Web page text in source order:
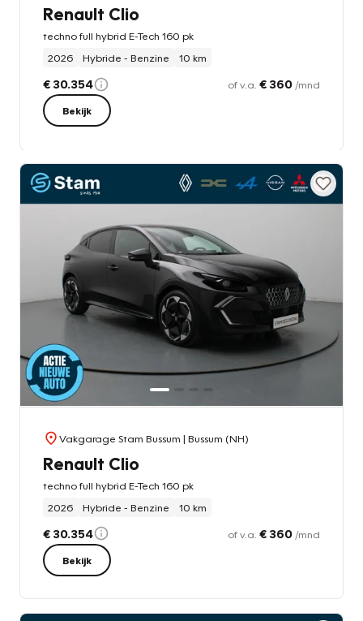
Renault Clio
techno full hybrid E-Tech 160 pk
2026
Hybride - Benzine 10 km
€ 30.354 of v.a. € 360 /mnd
Bekijk
Vakgarage Stam Bussum | Bussum (NH)
Renault Clio
techno full hybrid E-Tech 160 pk
2026
Hybride - Benzine 10 km
€ 30.354 of v.a. € 360 /mnd
Bekijk